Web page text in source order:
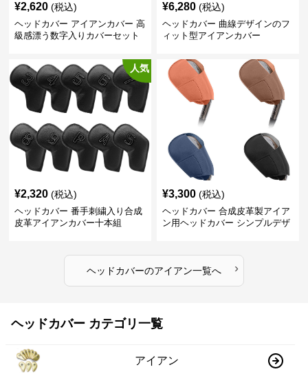
¥2,620 (税込)
ヘッドカバー アイアンカバー 高
級感漂う数字入りカバーセット
¥6,280 (税込)
ヘッドカバー 曲線デザインのフ
ィット型アイアンカバー
人気
¥2,320 (税込)
ヘッドカバー 番手刺繍入り合成
皮革アイアンカバー十本組
¥3,300 (税込)
ヘッドカバー 合成皮革製アイア
ン用ヘッドカバー シンプルデザ
ヘッドカバーのアイアン一覧へ ›
ヘッドカバー カテゴリ一覧
アイアン